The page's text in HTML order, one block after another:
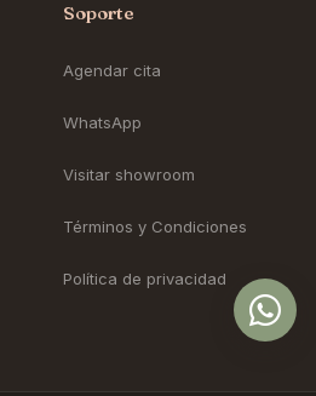
Soporte
Agendar cita
WhatsApp
Visitar showroom
Términos y Condiciones
Política de privacidad